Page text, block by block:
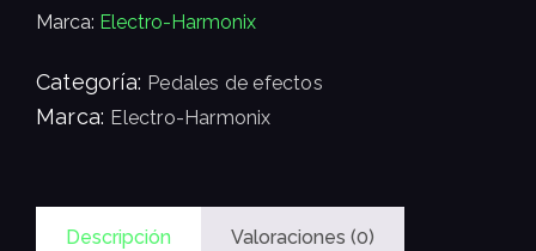
Marca: Electro-Harmonix
Categoría: Pedales de efectos
Marca: Electro-Harmonix
Descripción Valoraciones (0)